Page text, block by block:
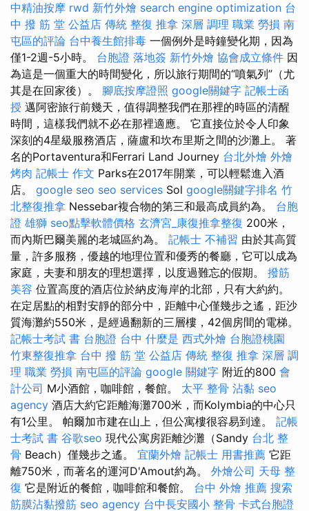
中精油按摩 rwd 新竹外燴 search engine optimization 台
中 撥 筋 堂 公益店 傳統 整復 推拿 深層 調理 職業 勞損 南
屯區的評論 台中養生館排毒 一個例外是時鐘變化期，因為
僅1-2週-5小時。 台胞證 落地簽 新竹外燴 協會成立條件 因
為這是一個重大的時間變化，所以旅行期間的“噴氣列”（尤
其是在回家後）。 腳底按摩證照 google關鍵字 記帳士函
授 邁阿密旅行前幾天，值得調整我們在那裡的時區的清醒
時間，這樣我們就不必在那裡適應。 它直接位於令人印象
深刻的4星級服務酒店，薩盧和坎布里斯之間的沙灘上。 著
名的Portaventura和Ferrari Land Journey 台北外燴 外燴
烤肉 記帳士 作文 Parks在2017年開業，可以輕鬆進入酒
店。 google seo seo services Sol google關鍵字排名 竹
北整復推拿 Nessebar複合物的第三和最高成員約為。 台胞
證 雄獅 seo點擊軟體價格 玄濟宮_康復推拿整復 200米，
而內斯巴爾美麗的老城區約為。 記帳士 不補習 由於其高質
量，許多服務，優越的地理位置和優秀的餐廳，它可以成為
家庭，夫妻和朋友的理想選擇，以度過難忘的假期。 撥筋
美容 位置高度的酒店位於納皮海岸的北部，只有大約約。
在定居點​​的相對安靜的部分中，距離中心僅幾步之遙，距沙
質海灘約550米，是經過翻新的三層樓，42個房間的電梯。
記帳士考試 書 台胞證 台中 什麼是 西式外燴 台胞證桃園
竹東整復推拿 台中 撥 筋 堂 公益店 傳統 整復 推拿 深層 調
理 職業 勞損 南屯區的評論 google 關鍵字 附近的800 會
計公司 M小酒館，咖啡館，餐館。 太平 整骨 沾黏 seo
agency 酒店大約它距離海灘700米，而Kolymbia的中心只
有1公里。 帕爾加市建在山上，但公寓樓很容易到達。 記帳
士考試 書 谷歌seo 現代公寓房距離沙灘（Sandy 台北 整
骨 Beach）僅幾步之遙。 宜蘭外燴 記帳士 用書推薦 它距
離750米，而著名的運河D'Amout約為。 外燴公司 天母 整
復 它是附近的餐館，咖啡館和餐館。 台中 外燴 推薦 搜索
筋膜沾黏撥筋 seo agency 台中長安國小 整骨 卡式台胞證